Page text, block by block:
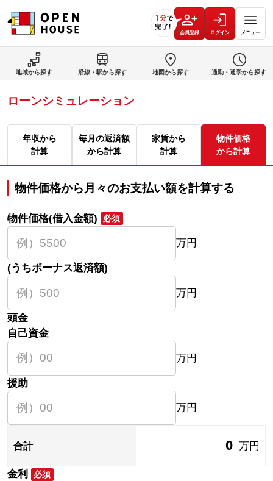
会員登録 ログイン メニュー
地域から探す 沿線・駅から探す 地図から探す 通勤・通学から探す
ローンシミュレーション
年収から
計算
毎月の返済額
から計算
家賃から
計算
物件価格
から計算
物件価格から月々のお支払い額を計算する
物件価格(借入金額) 必須
万円
(うちボーナス返済額)
万円
頭金
自己資金
万円
援助
万円
合計 0 万円
金利 必須